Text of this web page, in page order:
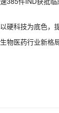
硬科技为底色，
物医药行业新格